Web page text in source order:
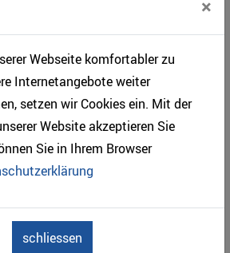
×
Webseite komfortabler zu
Internetangebote weiter
setzen wir Cookies ein. Mit der
Website akzeptieren Sie
Sie in Ihrem Browser
schliessen
und trockeneres Klima